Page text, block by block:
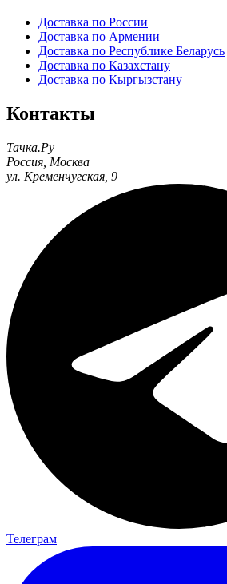
Доставка по России
Доставка по Армении
Доставка по Республике Беларусь
Доставка по Казахстану
Доставка по Кыргызстану
Контакты
Тачка.Ру
Россия Москва
ул. Кременчугская, 9
Телеграм